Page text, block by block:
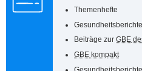
Themenhefte
Gesundheitsberichte
Beiträge zur GBE
GBE kompakt